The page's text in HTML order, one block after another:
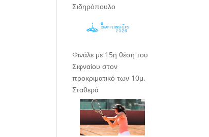
Σιδηρόπουλο
Φινάλε με 15η θέση του
Σιφναίου στον
προκριματικό των 10μ.
Σταθερά